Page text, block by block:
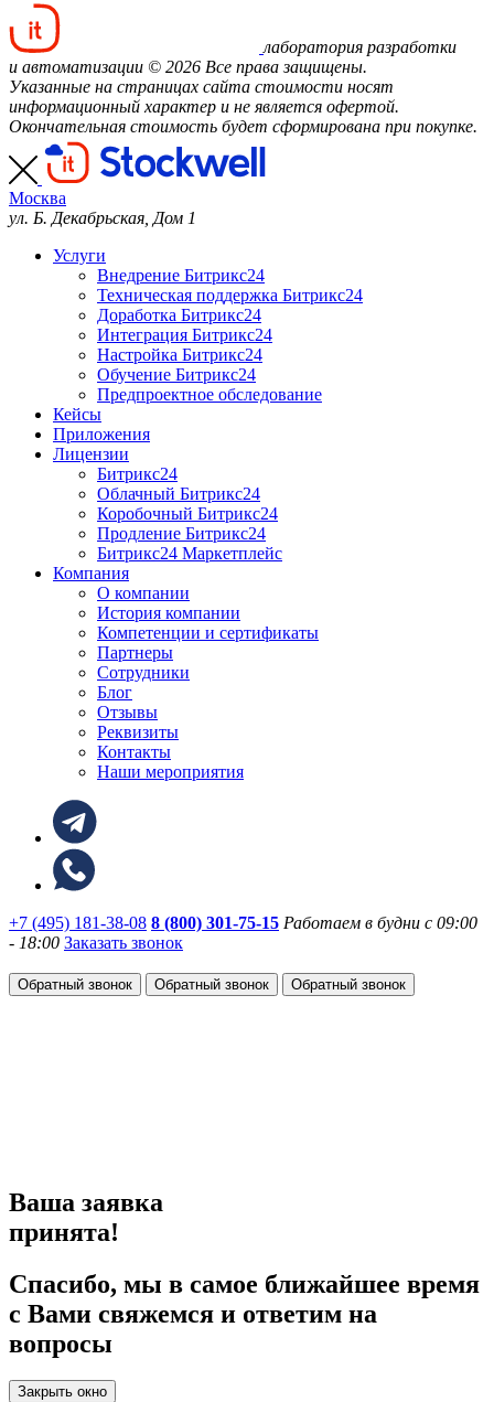
лаборатория разработки
и автоматизации © 2026 Все права защищены.
Указанные на страницах сайта стоимости носят
информационный характер и не является офертой.
Окончательная стоимость будет сформирована при покупке.
Москва
ул. Б. Декабрьская, Дом 1
Услуги
Внедрение Битрикс24
Техническая поддержка Битрикс24
Доработка Битрикс24
Интеграция Битрикс24
Настройка Битрикс24
Обучение Битрикс24
Предпроектное обследование
Кейсы
Приложения
Лицензии
Битрикс24
Облачный Битрикс24
Коробочный Битрикс24
Продление Битрикс24
Битрикс24 Маркетплейс
Компания
О компании
История компании
Компетенции и сертификаты
Партнеры
Сотрудники
Блог
Отзывы
Реквизиты
Контакты
Наши мероприятия
+7 (495) 181-38-08 8 (800) 301-75-15 Работаем в будни с 09:00
- 18:00 Заказать звонок
Обратный звонок Обратный звонок Обратный звонок
Ваша заявка
принята!
Спасибо, мы в самое ближайшее время
с Вами свяжемся и ответим на
вопросы
Закрыть окно